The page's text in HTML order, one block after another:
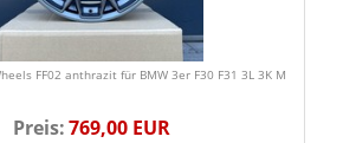
FF02 anthrazit für BMW 3er F30 F31 3L 3K M
Preis:769,00 EUR